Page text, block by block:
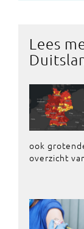
Lees
ook
overzicht